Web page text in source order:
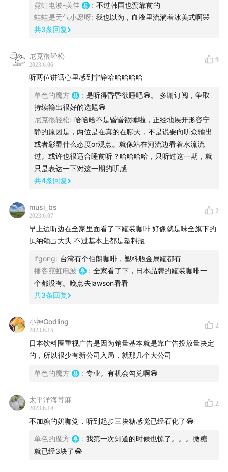
日本市场上罐装咖啡的几大品牌，介绍品牌信息，
为什么日本人喜欢喝罐装咖啡？或者说罐装咖啡为
消费罐装咖啡的场景有哪些？
目前在日本最受欢迎/销量最好的罐装咖啡是什么品
牌？什么口味？
罐装咖啡面临的挑战。
的广告成为了日本脍炙人口的经典。
策划监制
麦马拿文
后期剪辑
插曲
GEORIIGIA广告
片尾曲
米津玄師 - LADY
收听方式
霓虹电波-美佳 : 不过韩国也蛮靠前的
蛙蛙是元气小愿呀: 我也以为，血液里流淌着冰美式啊🤣
共3条回复
尼克很轻松
2023.6.06
9
听两位讲话心里感到宁静哈哈哈哈哈
单色的魔方 : 是听得昏昏欲睡吧😄。 多谢订阅，争取
持续输出很好的选题😄
尼克很轻松: 哈哈哈不是昏昏欲睡啦，正经地展开形容宁
静的原因是，两位是在真的在聊天，不是说要向听众输出
或者彰显什么态度or观点。就像站在河流边看着水流流
过。或许也很适合睡前听？哈哈哈哈，只听过这一期，就
只是表达一下对这一期的听感
共4条回复
musi_bs
2023.6.07
2
早上边听边在全家里面看了下罐装咖啡 好像就是味全旗下的
贝纳颂占大头 不过基本上都是塑料瓶
lfgong: 台湾有个伯朗咖啡，塑料瓶金属罐都有
播客霓虹电波
: 全家看了下，日本品牌的罐装咖啡一
个都没有。晚点去lawson看看
共3条回复
小神Godling
2023.6.15
2
日本饮料圈重视广告是因为销量基本就是靠广告投放量决定
的，所以很少有新公司入局，就那几个大公司
单色的魔方 : 专业。有机会勾兑啊😄
太平洋海荨麻
2023.6.14
2
不加糖的奶咖党，听到起步三块糖感觉已经石化了😂
单色的魔方 : 我第一次知道的时候也惊了。。。微糖
就已经3块了😂